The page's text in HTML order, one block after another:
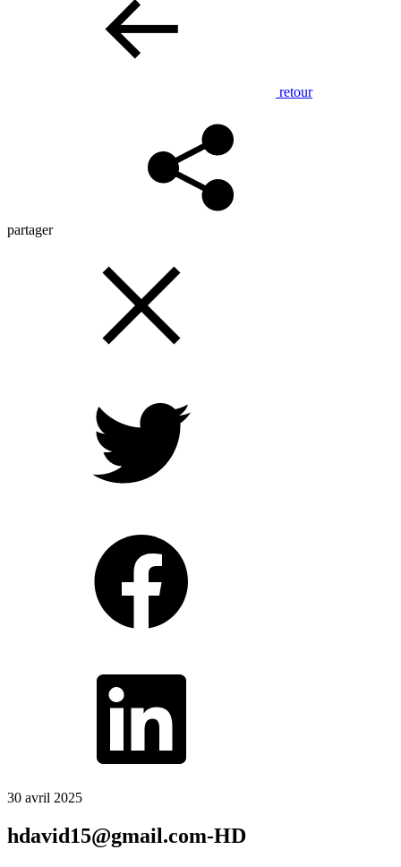
retour
partager
30 avril 2025
hdavid15@gmail.com-HD